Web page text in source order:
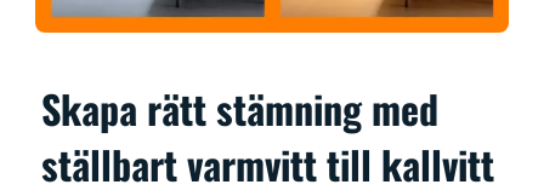
Skapa rätt stämning med
ställbart varmvitt till kallvitt